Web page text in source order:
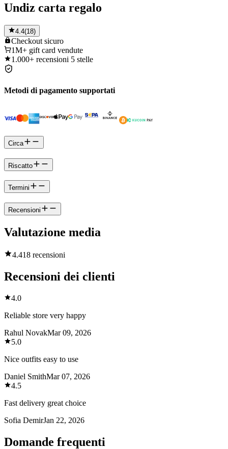
Undiz carta regalo
4.4(18)
Checkout sicuro
1M+ gift card vendute
1.000+ recensioni 5 stelle
Metodi di pagamento supportati
Circa
Riscatto
Termini
Recensioni
Valutazione media
4.418 recensioni
Recensioni dei clienti
4.0
Reliable store very happy
Rahul NovakMar 09, 2026
5.0
Nice outfits easy to use
Daniel SmithMar 07, 2026
4.5
Fast delivery great choice
Sofia DemirJan 22, 2026
Domande frequenti